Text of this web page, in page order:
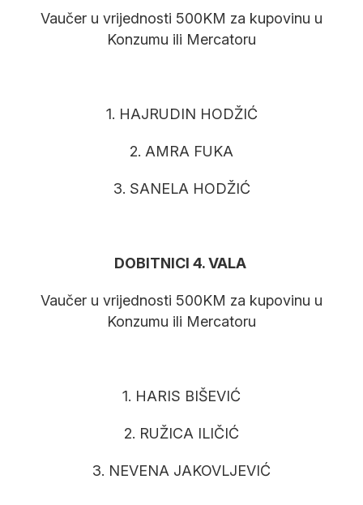
Vaučer u vrijednosti 500KM za kupovinu u
Konzumu ili Mercatoru
1. HAJRUDIN HODŽIĆ
2. AMRA FUKA
3. SANELA HODŽIĆ
DOBITNICI 4. VALA
Vaučer u vrijednosti 500KM za kupovinu u
Konzumu ili Mercatoru
1. HARIS BIŠEVIĆ
2. RUŽICA ILIČIĆ
3. NEVENA JAKOVLJEVIĆ